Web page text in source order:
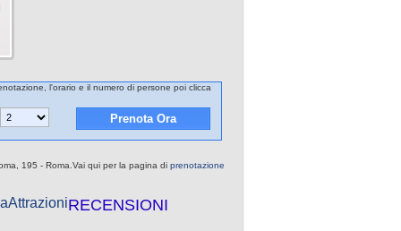
l'orario e il numero di persone poi clicca
195 - Roma.Vai qui per la pagina di prenotazione
AttrazioniRECENSIONI